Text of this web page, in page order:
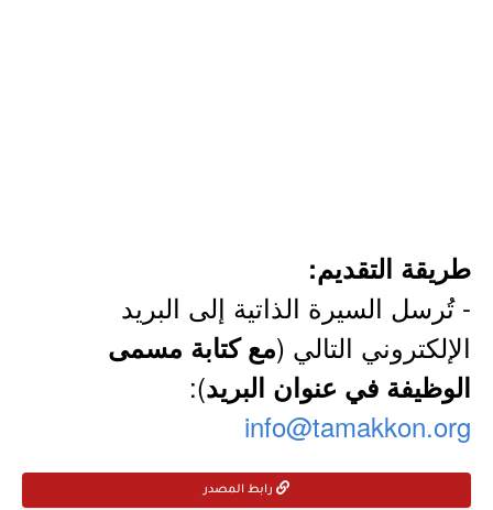
طريقة التقديم:
- تُرسل السيرة الذاتية إلى البريد
الإلكتروني التالي (مع كتابة مسمى
الوظيفة في عنوان البريد):
info@tamakkon.org
رابط المصدر